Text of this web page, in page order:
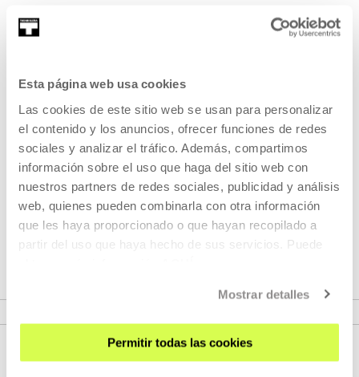
Esta página web usa cookies
Las cookies de este sitio web se usan para personalizar
el contenido y los anuncios, ofrecer funciones de redes
sociales y analizar el tráfico. Además, compartimos
información sobre el uso que haga del sitio web con
nuestros partners de redes sociales, publicidad y análisis
web, quienes pueden combinarla con otra información
que les haya proporcionado o que hayan recopilado a
partir del uso que haya hecho de sus servicios. Puede
Mostrar detalles
Permitir todas las cookies
MÁS INFORMACIÓN
Pertenece a Proyecto: HIRIA
HACKEATU
Hiria Hackeatu [Hackea la ciudad]
está dirigido a jóvenes de
entre 12 y 17 años y tiene lugar en periodos vacacionales.
Partiendo de las filosofías
hacker y maker
se desarrolla
en colaboración con Hirikilabs, laboratorio de cultura
digital y tecnología de Tabakalera.